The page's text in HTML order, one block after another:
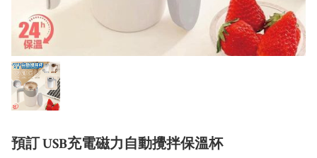
預訂 USB充電磁力自動攪拌保溫杯